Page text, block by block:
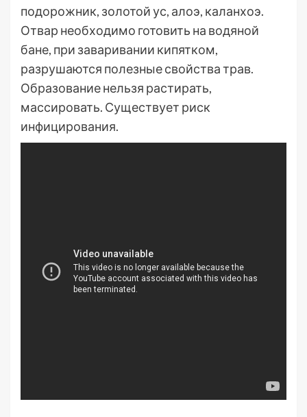
подорожник, золотой ус, алоэ, каланхоэ.
Отвар необходимо готовить на водяной
бане, при заваривании кипятком,
разрушаются полезные свойства трав.
Образование нельзя растирать,
массировать. Существует риск
инфицирования.